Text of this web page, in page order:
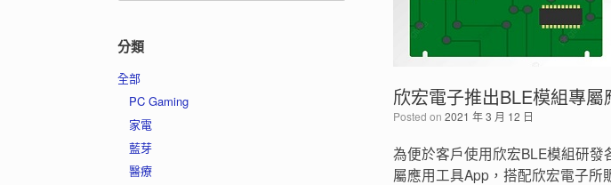
欣宏電子推出BLE模組專屬
Posted on2021 年 3 月 12 日
為便於客戶使用欣宏BLE模組研
屬應用工具App，搭配欣宏電子所
分類
全部
PC Gaming
家電
藍芽
醫療